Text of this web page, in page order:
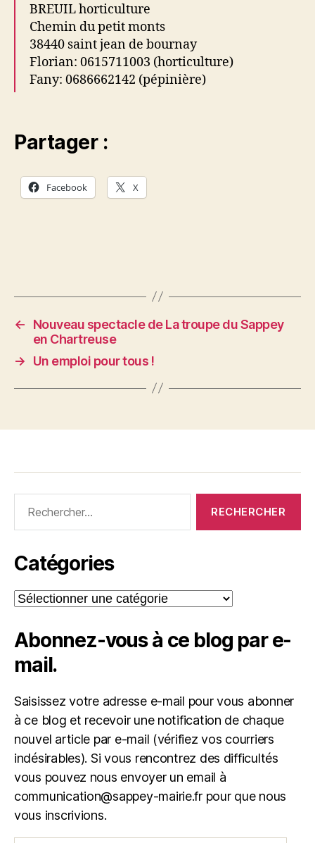
BREUIL horticulture
Chemin du petit monts
38440 saint jean de bournay
Florian: 0615711003 (horticulture)
Fany: 0686662142 (pépinière)
Partager :
Facebook X
←
Nouveau spectacle de La troupe du Sappey
en Chartreuse
→
Un emploi pour tous !
Catégories
Catégories
Abonnez-vous à ce blog par e-
mail.
Saisissez votre adresse e-mail pour vous abonner
à ce blog et recevoir une notification de chaque
nouvel article par e-mail (vérifiez vos courriers
indésirables). Si vous rencontrez des difficultés
vous pouvez nous envoyer un email à
communication@sappey-mairie.fr pour que nous
vous inscrivions.